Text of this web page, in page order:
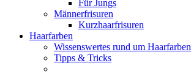
Für Jungs
Männerfrisuren
Kurzhaarfrisuren
Haarfarben
Wissenswertes rund um Haarfarben
Tipps & Tricks